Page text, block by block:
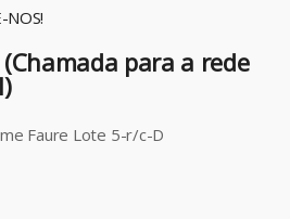
NOS!
para a rede
Faure Lote 5-r/c-D